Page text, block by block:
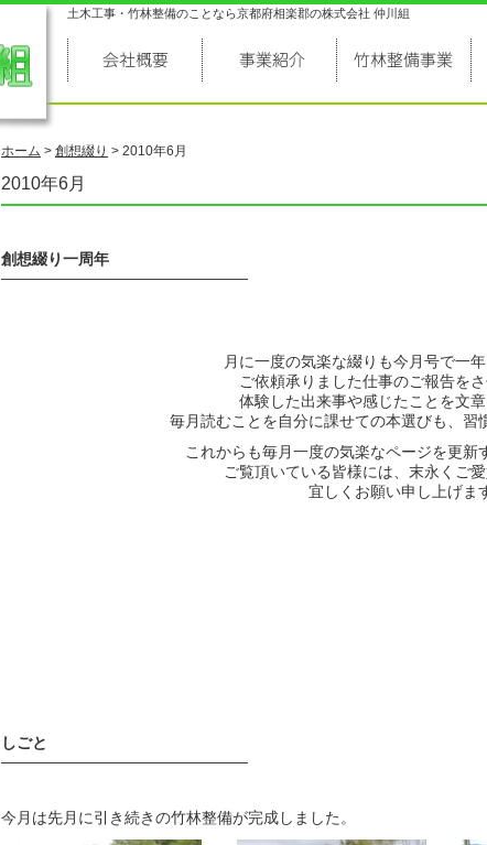
土木工事・竹林整備のことなら京都府相楽郡の株式会社 仲川組
ホーム > 創想綴り > 2010年6月
2010年6月
創想綴り一周年
————————————————
月に一度の気楽な綴りも今月号で一年
ご依頼承りました仕事のご報告を
体験した出来事や感じたことを文
毎月読むことを自分に課せての本選びも、習
これからも毎月一度の気楽なページを更新
ご覧頂いている皆様には、末永くご
宜しくお願い申し上げま
しごと
————————————————
今月は先月に引き続きの竹林整備が完成しました。